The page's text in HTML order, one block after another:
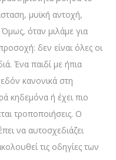
μυϊκή αντοχή,
όταν μιλάμε για
δεν είναι όλες οι
Ένα παιδί με ήπια
κανονικά στη
κηδεμόνα ή έχει πιο
τροποποιήσεις. Ο
να αυτοσχεδιάζει
τις οδηγίες των